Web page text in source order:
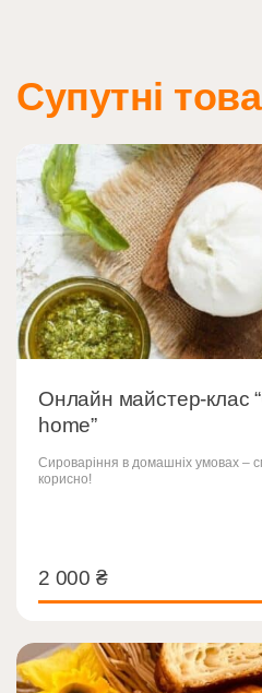
Супутні
Онлайн майстер-клас
home”
Сироваріння в домашніх умовах –
корисно!
2 000 ₴